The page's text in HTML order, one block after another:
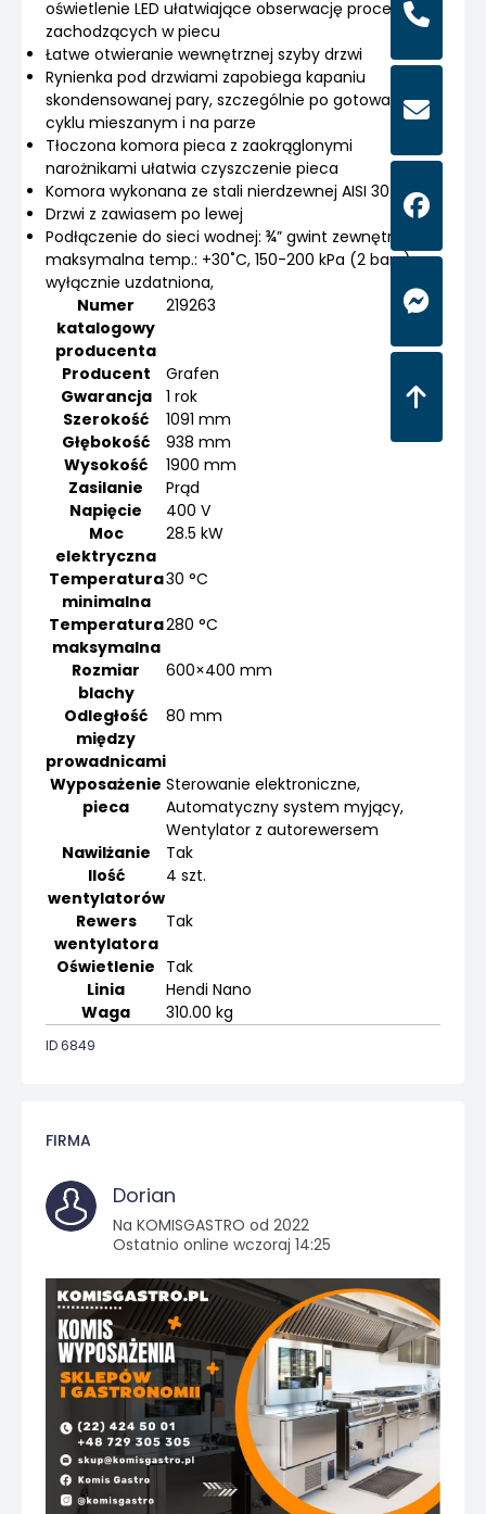
oświetlenie LED ułatwiające obserwację procesów
zachodzących w piecu
Łatwe otwieranie wewnętrznej szyby drzwi
Rynienka pod drzwiami zapobiega kapaniu
skondensowanej pary, szczególnie po gotowaniu w
cyklu mieszanym i na parze
Tłoczona komora pieca z zaokrąglonymi
narożnikami ułatwia czyszczenie pieca
Komora wykonana ze stali nierdzewnej AISI 304
Drzwi z zawiasem po lewej
Podłączenie do sieci wodnej: ¾” gwint zewnętrzny,
maksymalna temp.: +30˚C, 150-200 kPa (2 bary),
wyłącznie uzdatniona,
Numer
katalogowy
producenta
219263
Producent
Grafen
Gwarancja
1 rok
Szerokość
1091 mm
Głębokość
938 mm
Wysokość
1900 mm
Zasilanie
Prąd
Napięcie
400 V
Moc
elektryczna
28.5 kW
Temperatura
minimalna
30 °C
Temperatura
maksymalna
280 °C
Rozmiar
blachy
600×400 mm
Odległość
między
prowadnicami
80 mm
Wyposażenie
pieca
Sterowanie elektroniczne,
Automatyczny system myjący,
Wentylator z autorewersem
Nawilżanie
Tak
Ilość
wentylatorów
4 szt.
Rewers
wentylatora
Tak
Oświetlenie Tak
Linia
Hendi Nano
Waga
310.00 kg
ID 6849
FIRMA
Dorian
Na KOMISGASTRO od 2022
Ostatnio online wczoraj 14:25